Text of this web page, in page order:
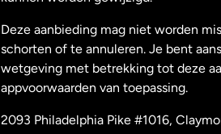
Nieuw-
Deze aanbieding mag niet worden
schorten of te annuleren. Je bent
wetgeving met betrekking tot deze
appvoorwaarden van toepassing.
2093 Philadelphia Pike #1016,